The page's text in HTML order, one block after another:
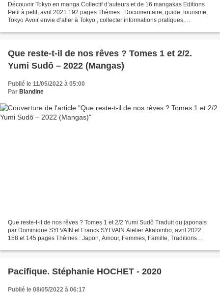
Découvrir Tokyo en manga Collectif d’auteurs et de 16 mangakas Editions
Petit à petit, avril 2021 192 pages Thèmes : Documentaire, guide, tourisme,
Tokyo Avoir envie d’aller à Tokyo ; collecter informations pratiques,
Que reste-t-il de nos rêves ? Tomes 1 et 2/2.
Yumi Sudô – 2022 (Mangas)
Publié le 11/05/2022 à 05:00
Par Blandine
Que reste-t-il de nos rêves ? Tomes 1 et 2/2 Yumi Sudô Traduit du japonais
par Dominique SYLVAIN et Franck SYLVAIN Atelier Akatombo, avril 2022
158 et 145 pages Thèmes : Japon, Amour, Femmes, Famille, Traditions
Pacifique. Stéphanie HOCHET - 2020
Publié le 08/05/2022 à 06:17